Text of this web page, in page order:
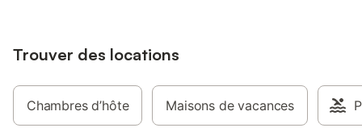
Trouver des locations
Chambres d’hôte Maisons de vacances